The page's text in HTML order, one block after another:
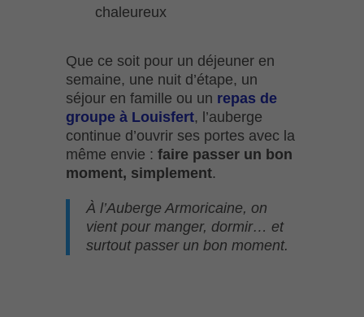
chaleureux
Que ce soit pour un déjeuner en
semaine, une nuit d’étape, un
séjour en famille ou un repas de
groupe à Louisfert, l’auberge
continue d’ouvrir ses portes avec la
même envie : faire passer un bon
moment, simplement.
À l’Auberge Armoricaine, on
vient pour manger, dormir… et
surtout passer un bon moment.